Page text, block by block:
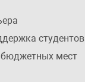
студентов
мест